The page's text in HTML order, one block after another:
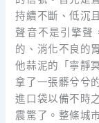
持續不斷、低
聲音不是引擎聲
的、消化不良的
他蒜泥的「寧靜
拿了一張髒兮兮
進口袋以備不時
震驚了。整條城